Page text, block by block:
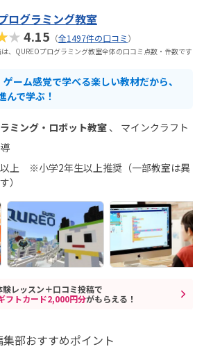
ログラミング教室
4.15 （全1497件の口コミ）
、QUREOプログラミング教室全体の口コミ点数・件数です
ーム感覚で学べる楽しい教材だから、
んで学ぶ！
ミング・ロボット教室
マインクラフト
上 ※小学2年生以上推奨（一部教室は異
）
験レッスン＋口コミ投稿で
トカード2,000円分がもらえる！
部おすすめポイント